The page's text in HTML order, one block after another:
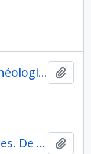
Brigitte Lion. Histoire et archéologie de l'Orient cunéiforme
Bohumil Soudsky. Trajectoires. De la sédentarisation à l'État